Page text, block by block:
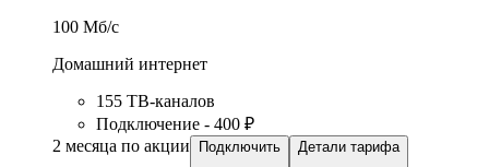
100 Мб/c
Домашний интернет
155 ТВ-каналов
Подключение - 400 ₽
2 месяца по акции
Подключить
Детали тарифа